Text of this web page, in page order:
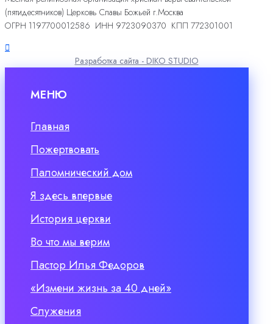
(пятидесятников) Церковь Славы Божьей г.Москва
ОГРН 1197700012586 ИНН 9723090370 КПП 772301001
Разработка сайта - DIKO STUDIO
МЕНЮ
Главная
Пожертвовать
Паломнический дом
Я здесь впервые
История церкви
Во что мы верим
Пастор Илья Федоров
«Измени жизнь за 40 дней»
Служения